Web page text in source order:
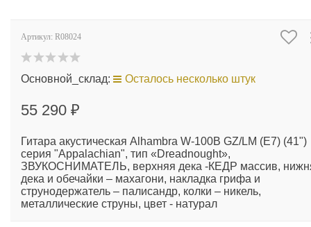
Артикул: R08024
Основной_склад: Осталось несколько штук
55 290 ₽
Гитара акустическая Alhambra W-100B GZ/LM (E7) (41")
серия "Appalachian", тип «Dreadnought»,
ЗВУКОСНИМАТЕЛЬ, верхняя дека -КЕДР массив,
дека и обечайки – махагони, накладка грифа и
струнодержатель – палисандр, колки – никель,
металлические струны, цвет - натурал